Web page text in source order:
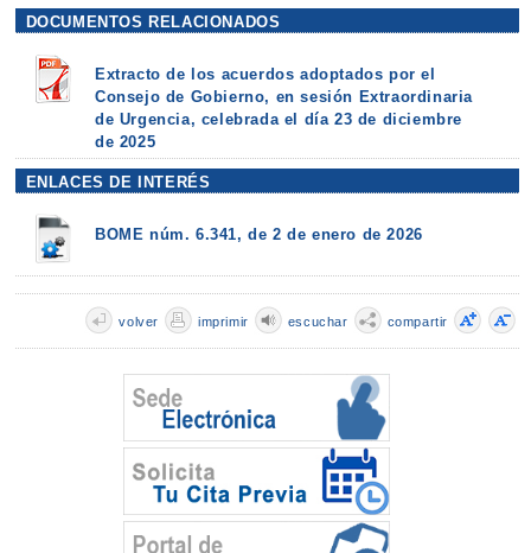
DOCUMENTOS RELACIONADOS
Extracto de los acuerdos adoptados por el
Consejo de Gobierno, en sesión Extraordinaria
de Urgencia, celebrada el día 23 de diciembre
de 2025
ENLACES DE INTERÉS
BOME núm. 6.341, de 2 de enero de 2026
compartir
escuchar
imprimir
volver